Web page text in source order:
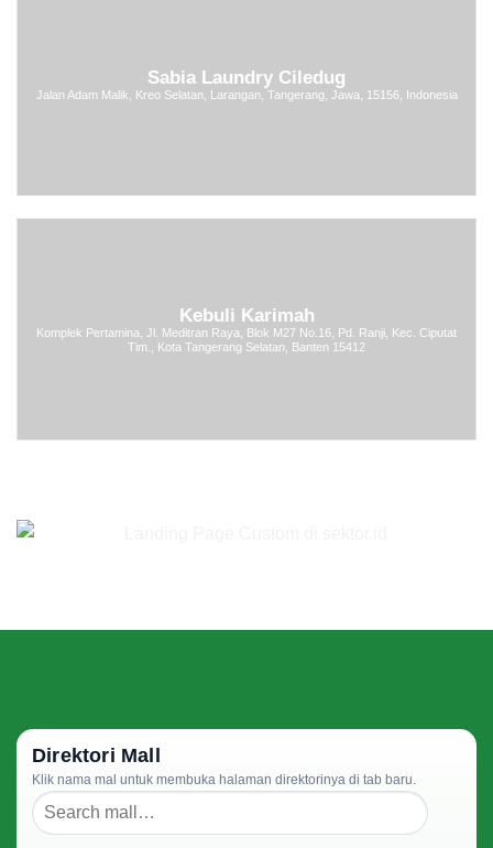
Sabia Laundry Ciledug
Jalan Adam Malik, Kreo Selatan, Larangan, Tangerang, Jawa, 15156, Indonesia
Kebuli Karimah
Komplek Pertamina, Jl. Meditran Raya, Blok M27 No.16, Pd. Ranji, Kec. Ciputat
Tim., Kota Tangerang Selatan, Banten 15412
Direktori Mall
Klik nama mal untuk membuka halaman direktorinya di tab baru.